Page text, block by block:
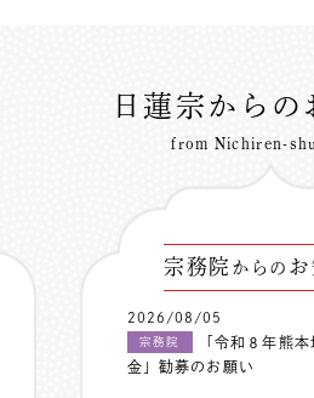
日蓮宗からの
from Nichiren-
宗務院 からの
2026/08/05
宗務院
「令和８年熊
金」勧募のお願い